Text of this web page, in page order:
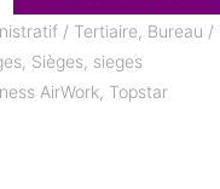
/ Tertiaire, Bureau /
, Sièges, sieges
AirWork, Topstar